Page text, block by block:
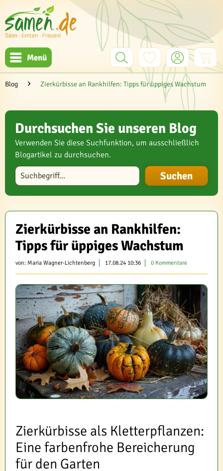
Menü
Blog Zierkürbisse an Rankhilfen: Tipps für üppiges Wachstum
Durchsuchen Sie unseren Blog
Verwenden Sie diese Suchfunktion, um ausschließlich
Blogartikel zu durchsuchen.
Blog durchsuchen
Zierkürbisse an Rankhilfen:
Tipps für üppiges Wachstum
von: Maria Wagner-Lichtenberg 17.08.24 10:36 0 Kommentare
Zierkürbisse als Kletterpflanzen:
Eine farbenfrohe Bereicherung
für den Garten